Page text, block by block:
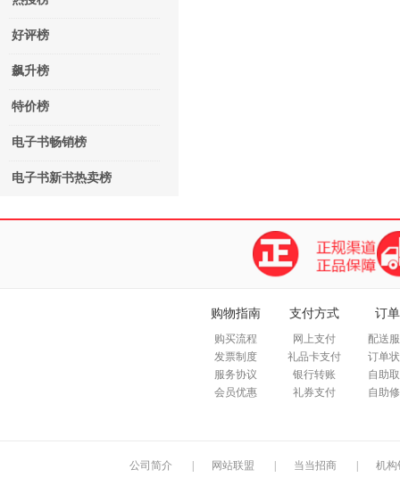
好评榜
飙升榜
特价榜
电子书畅销榜
电子书新书热卖榜
购物指南
购买流程
发票制度
服务协议
会员优惠
支付方式
网上支付
礼品卡支付
银行转账
礼券支付
订
配送
订单
自助
自助
公司简介 网站联盟 当当招商 机构